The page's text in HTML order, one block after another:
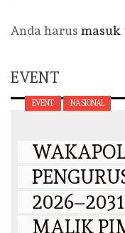
Anda harus masuk
EVENT
EVENT NASIONAL
MALIK